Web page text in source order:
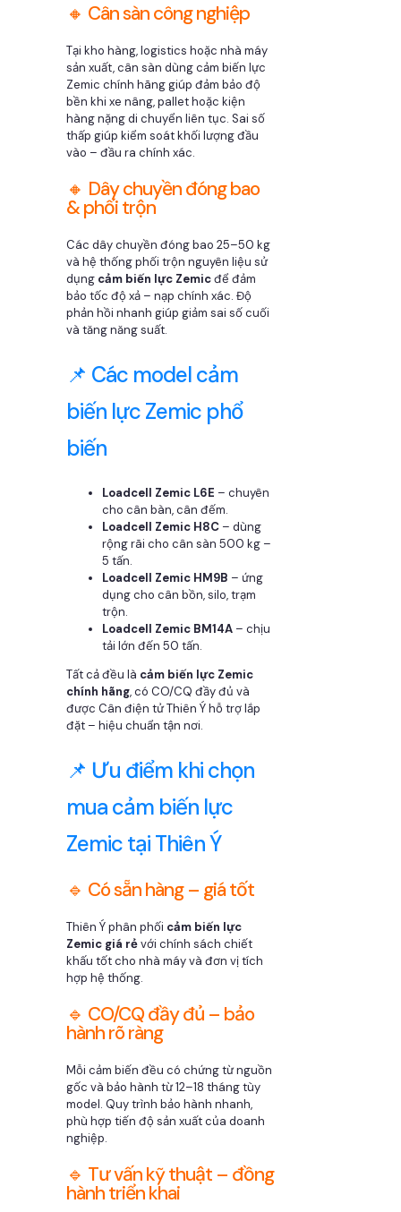
🔸 Cân sàn công nghiệp
Tại kho hàng, logistics hoặc nhà máy
sản xuất, cân sàn dùng cảm biến lực
Zemic chính hãng giúp đảm bảo độ
bền khi xe nâng, pallet hoặc kiện
hàng nặng di chuyển liên tục. Sai số
thấp giúp kiểm soát khối lượng đầu
vào – đầu ra chính xác.
🔸 Dây chuyền đóng bao
& phối trộn
Các dây chuyền đóng bao 25–50 kg
và hệ thống phối trộn nguyên liệu sử
dụng cảm biến lực Zemicđể đảm
bảo tốc độ xả – nạp chính xác. Độ
phản hồi nhanh giúp giảm sai số cuối
và tăng năng suất.
📌 Các model cảm
biến lực Zemic phổ
biến
Loadcell Zemic L6E – chuyên
cho cân bàn, cân đếm.
Loadcell Zemic H8C – dùng
rộng rãi cho cân sàn 500 kg –
5 tấn.
Loadcell Zemic HM9B – ứng
dụng cho cân bồn, silo, trạm
trộn.
Loadcell Zemic BM14A – chịu
tải lớn đến 50 tấn.
Tất cả đều là cảm biến lực Zemic
chính hãng, có CO/CQ đầy đủ và
được Cân điện tử Thiên Ý hỗ trợ lắp
đặt – hiệu chuẩn tận nơi.
📌 Ưu điểm khi chọn
mua cảm biến lực
Zemic tại Thiên Ý
🔹 Có sẵn hàng – giá tốt
Thiên Ý phân phối cảm biến lực
Zemic giá rẻvới chính sách chiết
khấu tốt cho nhà máy và đơn vị tích
hợp hệ thống.
🔹 CO/CQ đầy đủ – bảo
hành rõ ràng
Mỗi cảm biến đều có chứng từ nguồn
gốc và bảo hành từ 12–18 tháng tùy
model. Quy trình bảo hành nhanh,
phù hợp tiến độ sản xuất của doanh
nghiệp.
🔹 Tư vấn kỹ thuật – đồng
hành triển khai